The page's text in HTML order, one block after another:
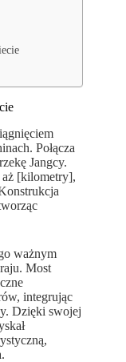
Połącza
Jangcy.
aż [kilometry],
ważnym
Most
integrując
Dzięki swojej